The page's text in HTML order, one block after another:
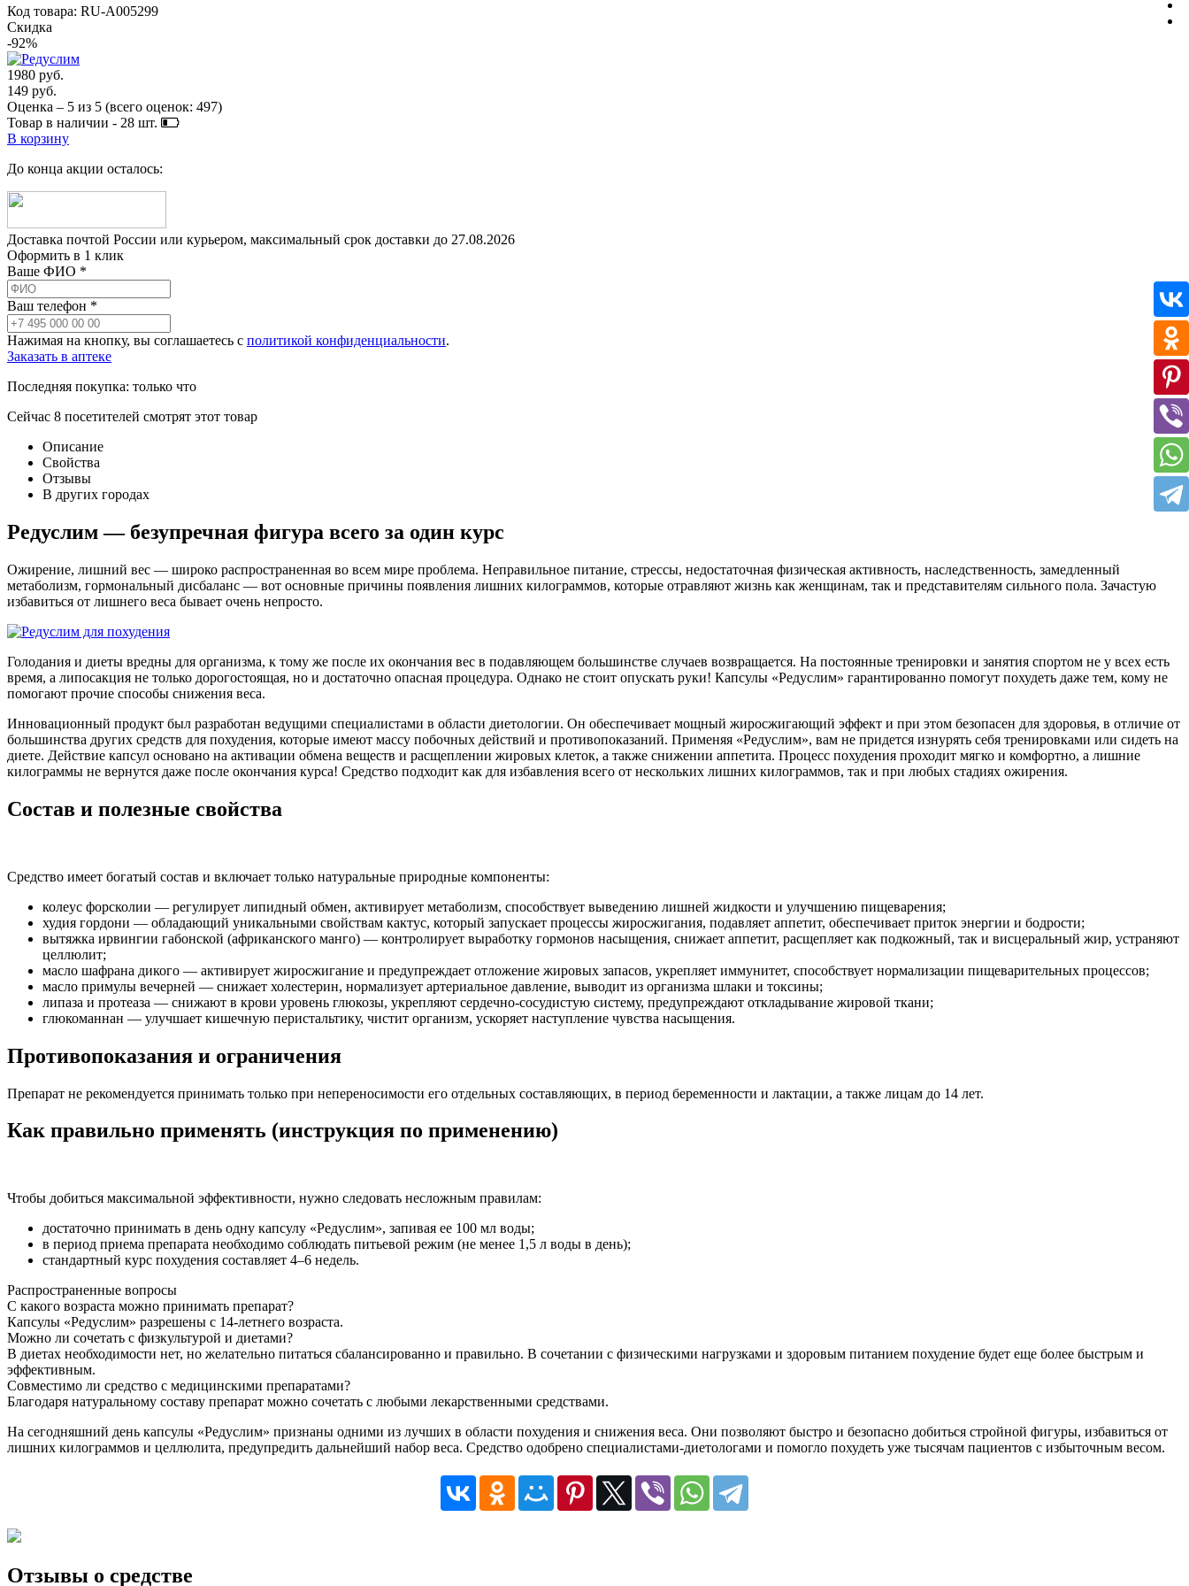
Код товара: RU-A005299
Скидка
-92%
1980 руб.
149 руб.
Оценка – 5 из 5 (всего оценок: 497)
Товар в наличии - 28 шт.
В корзину
До конца акции осталось:
Доставка почтой России или курьером, максимальный срок доставки до 27.08.2026
Оформить в 1 клик
Ваше ФИО *
Ваш телефон *
Нажимая на кнопку, вы соглашаетесь с политикой конфиденциальности.
Заказать в аптеке
Последняя покупка: только что
Сейчас 8 посетителей смотрят этот товар
Описание
Свойства
Отзывы
В других городах
Редуслим — безупречная фигура всего за один курс
Ожирение, лишний вес — широко распространенная во всем мире проблема. Неправильное питание, стрессы, недостаточная физическая активность, наследственность, замедленный
метаболизм, гормональный дисбаланс — вот основные причины появления лишних килограммов, которые отравляют жизнь как женщинам, так и представителям сильного пола. Зачастую
избавиться от лишнего веса бывает очень непросто.
Голодания и диеты вредны для организма, к тому же после их окончания вес в подавляющем большинстве случаев возвращается. На постоянные тренировки и занятия спортом не у всех есть
время, а липосакция не только дорогостоящая, но и достаточно опасная процедура. Однако не стоит опускать руки! Капсулы «Редуслим» гарантированно помогут похудеть даже тем, кому не
помогают прочие способы снижения веса.
Инновационный продукт был разработан ведущими специалистами в области диетологии. Он обеспечивает мощный жиросжигающий эффект и при этом безопасен для здоровья, в отличие от
большинства других средств для похудения, которые имеют массу побочных действий и противопоказаний. Применяя «Редуслим», вам не придется изнурять себя тренировками или сидеть на
диете. Действие капсул основано на активации обмена веществ и расщеплении жировых клеток, а также снижении аппетита. Процесс похудения проходит мягко и комфортно, а лишние
килограммы не вернутся даже после окончания курса! Средство подходит как для избавления всего от нескольких лишних килограммов, так и при любых стадиях ожирения.
Состав и полезные свойства
Средство имеет богатый состав и включает только натуральные природные компоненты:
колеус форсколии — регулирует липидный обмен, активирует метаболизм, способствует выведению лишней жидкости и улучшению пищеварения;
худия гордони — обладающий уникальными свойствам кактус, который запускает процессы жиросжигания, подавляет аппетит, обеспечивает приток энергии и бодрости;
вытяжка ирвингии габонской (африканского манго) — контролирует выработку гормонов насыщения, снижает аппетит, расщепляет как подкожный, так и висцеральный жир, устраняют
целлюлит;
масло шафрана дикого — активирует жиросжигание и предупреждает отложение жировых запасов, укрепляет иммунитет, способствует нормализации пищеварительных процессов;
масло примулы вечерней — снижает холестерин, нормализует артериальное давление, выводит из организма шлаки и токсины;
липаза и протеаза — снижают в крови уровень глюкозы, укрепляют сердечно-сосудистую систему, предупреждают откладывание жировой ткани;
глюкоманнан — улучшает кишечную перистальтику, чистит организм, ускоряет наступление чувства насыщения.
Противопоказания и ограничения
Препарат не рекомендуется принимать только при непереносимости его отдельных составляющих, в период беременности и лактации, а также лицам до 14 лет.
Как правильно применять (инструкция по применению)
Чтобы добиться максимальной эффективности, нужно следовать несложным правилам:
достаточно принимать в день одну капсулу «Редуслим», запивая ее 100 мл воды;
в период приема препарата необходимо соблюдать питьевой режим (не менее 1,5 л воды в день);
стандартный курс похудения составляет 4–6 недель.
Распространенные вопросы
С какого возраста можно принимать препарат?
Капсулы «Редуслим» разрешены с 14-летнего возраста.
Можно ли сочетать с физкультурой и диетами?
В диетах необходимости нет, но желательно питаться сбалансированно и правильно. В сочетании с физическими нагрузками и здоровым питанием похудение будет еще более быстрым и
эффективным.
Совместимо ли средство с медицинскими препаратами?
Благодаря натуральному составу препарат можно сочетать с любыми лекарственными средствами.
На сегодняшний день капсулы «Редуслим» признаны одними из лучших в области похудения и снижения веса. Они позволяют быстро и безопасно добиться стройной фигуры, избавиться от
лишних килограммов и целлюлита, предупредить дальнейший набор веса. Средство одобрено специалистами-диетологами и помогло похудеть уже тысячам пациентов с избыточным весом.
Отзывы о средстве